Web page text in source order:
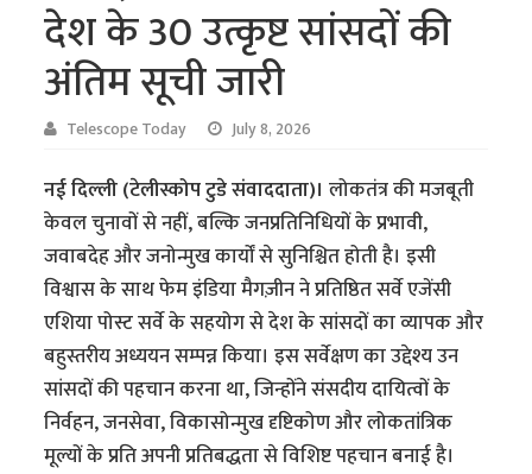
देश के 30 उत्कृष्ट सांसदों की
अंतिम सूची जारी
Telescope Today July 8, 2026
नई दिल्ली (टेलीस्कोप टुडे संवाददाता)।लोकतंत्र की मजबूती
केवल चुनावों से नहीं, बल्कि जनप्रतिनिधियों के प्रभावी,
जवाबदेह और जनोन्मुख कार्यों से सुनिश्चित होती है। इसी
विश्वास के साथ फेम इंडिया मैगज़ीन ने प्रतिष्ठित सर्वे एजेंसी
एशिया पोस्ट सर्वे के सहयोग से देश के सांसदों का व्यापक और
बहुस्तरीय अध्ययन सम्पन्न किया। इस सर्वेक्षण का उद्देश्य उन
सांसदों की पहचान करना था, जिन्होंने संसदीय दायित्वों के
निर्वहन, जनसेवा, विकासोन्मुख दृष्टिकोण और लोकतांत्रिक
मूल्यों के प्रति अपनी प्रतिबद्धता से विशिष्ट पहचान बनाई है।